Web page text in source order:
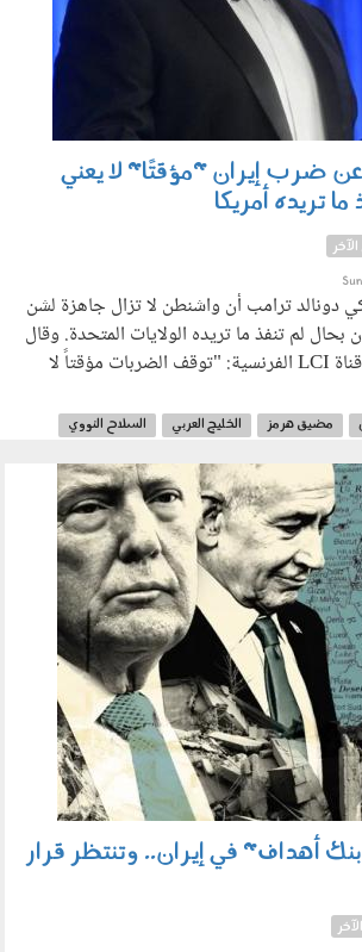
ضرب إيران "مؤقتًا" لا يعني
تريده أمريكا
دونالد ترامب أن واشنطن لا تزال جاهزة لشن
لم تنفذ ما تريده الولايات المتحدة. وقال
ترامب في مقابلة مع قناة LCI الفرنسية: "توقف الضربات مؤقتاً لا
مضيق هرمز الخليج العربي
السلاح النووي
أهداف" في إيران.. وتنتظر قرار